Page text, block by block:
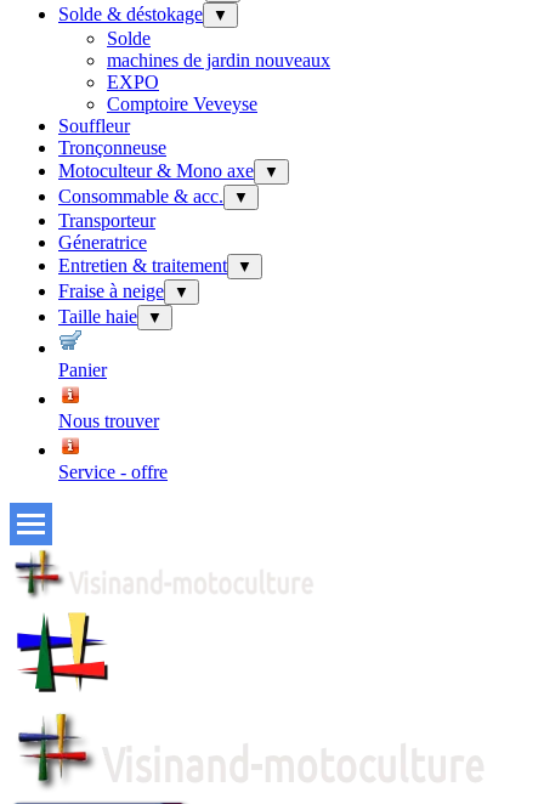
Solde & déstokage ▼
Solde
machines de jardin nouveaux
EXPO
Comptoire Veveyse
Souffleur
Tronçonneuse
Motoculteur & Mono axe
▼
Consommable & acc. ▼
Transporteur
Géneratrice
Entretien & traitement
▼
Fraise à neige ▼
Taille haie ▼
Panier
Nous trouver
Service - offre